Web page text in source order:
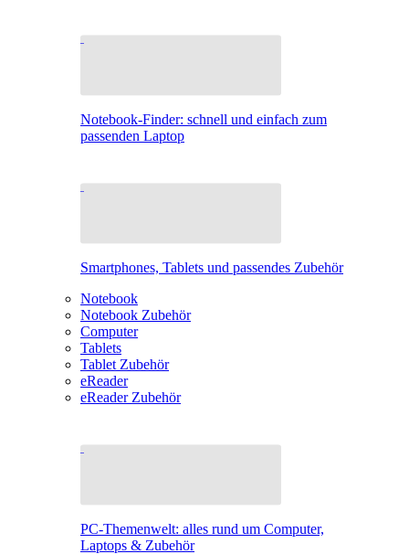
Notebook-Finder: schnell und einfach zum
passenden Laptop
Smartphones, Tablets und passendes Zubehör
Notebook
Notebook Zubehör
Computer
Tablets
Tablet Zubehör
eReader
eReader Zubehör
PC-Themenwelt: alles rund um Computer,
Laptops & Zubehör